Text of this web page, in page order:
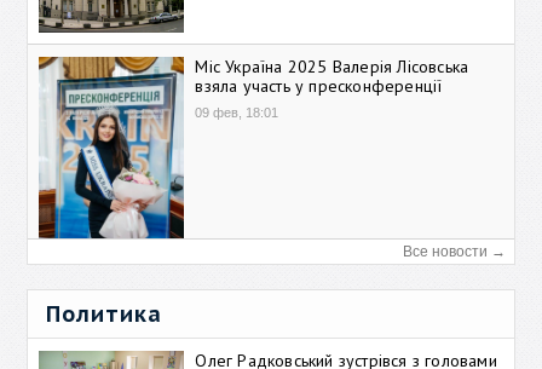
Міс Україна 2025 Валерія Лісовська
взяла участь у пресконференції
09 фев, 18:01
Все новости →
Политика
Олег Радковський зустрівся з головами